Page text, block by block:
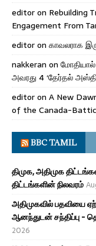
editoron Rebuilding
Engagement From
editoron காவலராக
nakkeran on
அவரது 4 ‘தேர்தல்
editoron A New
of the Canada-
BBC TAMIL
திமுக, அதிமுக
திட்டங்களின் நிலவரம்
அதிமுகவில் பதவியை
ஆனந்துடன் சந்திப்பு -
2026